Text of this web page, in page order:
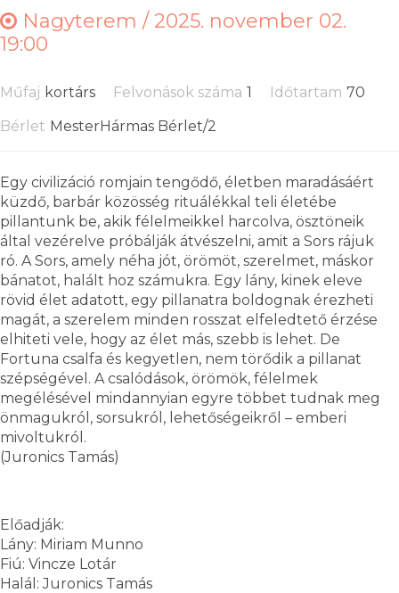
Nagyterem /2025. november 02.
19:00
Műfaj kortárs Felvonások száma 1 Időtartam 70
Bérlet MesterHármas Bérlet/2
Egy civilizáció romjain tengődő, életben maradásáért
küzdő, barbár közösség rituálékkal teli életébe
pillantunk be, akik félelmeikkel harcolva, ösztöneik
által vezérelve próbálják átvészelni, amit a Sors rájuk
ró. A Sors, amely néha jót, örömöt, szerelmet, máskor
bánatot, halált hoz számukra. Egy lány, kinek eleve
rövid élet adatott, egy pillanatra boldognak érezheti
magát, a szerelem minden rosszat elfeledtető érzése
elhiteti vele, hogy az élet más, szebb is lehet. De
Fortuna csalfa és kegyetlen, nem törődik a pillanat
szépségével. A csalódások, örömök, félelmek
megélésével mindannyian egyre többet tudnak meg
önmagukról, sorsukról, lehetőségeikről – emberi
mivoltukról.
(Juronics Tamás)
Előadják:
Lány: Miriam Munno
Fiú: Vincze Lotár
Halál: Juronics Tamás